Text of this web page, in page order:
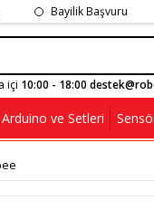
Bayilik Başvuru
içi 10:00 - 18:00
Arduino ve Setleri